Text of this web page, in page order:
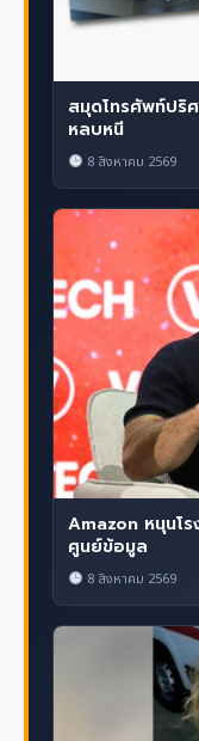
สมุดโทรศัพท์ปริ
หลบหนี
8 สิงหาคม 2569
Amazon หนุนโ
ศูนย์ข้อมูล
8 สิงหาคม 2569